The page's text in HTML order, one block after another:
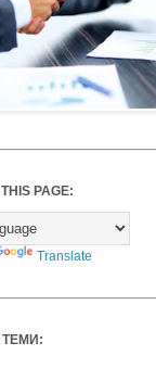
PAGE:
Translate